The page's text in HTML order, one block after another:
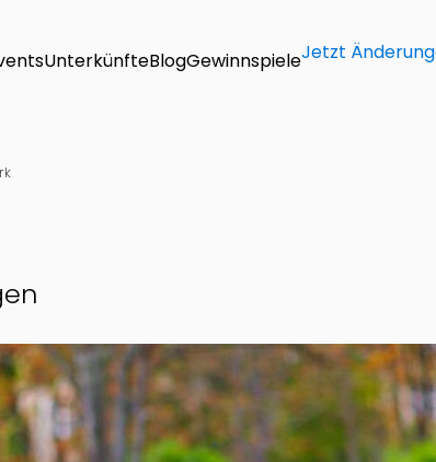
UnterkünfteBlogGewinnspieleJetzt